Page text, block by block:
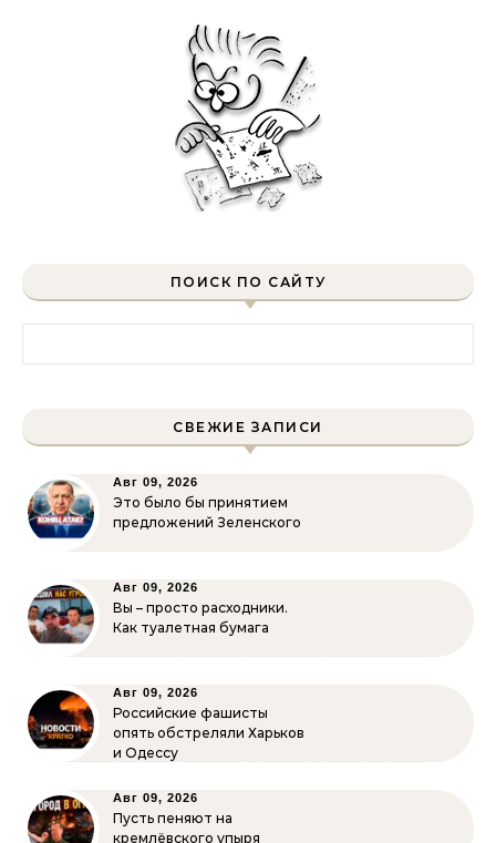
ПОИСК ПО САЙТУ
СВЕЖИЕ ЗАПИСИ
Авг 09, 2026
Это было бы принятием
предложений Зеленского
Авг 09, 2026
Вы – просто расходники.
Как туалетная бумага
Авг 09, 2026
Российские фашисты
опять обстреляли Харьков
и Одессу
Авг 09, 2026
Пусть пеняют на
кремлёвского упыря